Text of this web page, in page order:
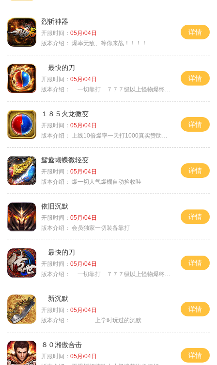
烈斩神器
开服时间： 05月/04日
版本介绍： 爆率无敌、等你来战！！！！
详情
最快的刀
开服时间： 05月/04日
版本介绍：
一切靠打 ７７７级以上怪物爆终极
详情
１８５火龙微变
开服时间： 05月/04日
版本介绍：
上线10倍爆率一天打1000真实赞助一夜终
详情
鸳鸯蝴蝶微轻变
开服时间： 05月/04日
版本介绍： 爆一切人气爆棚自动捡收哇
详情
依旧沉默
开服时间： 05月/04日
版本介绍： 会员独家一切装备靠打
详情
最快的刀
开服时间： 05月/04日
版本介绍：
一切靠打 ７７７级以上怪物爆终极
详情
新沉默
开服时间： 05月/04日
版本介绍：
上学时玩过的沉默
详情
８０湘傲合击
开服时间： 05月/04日
详情